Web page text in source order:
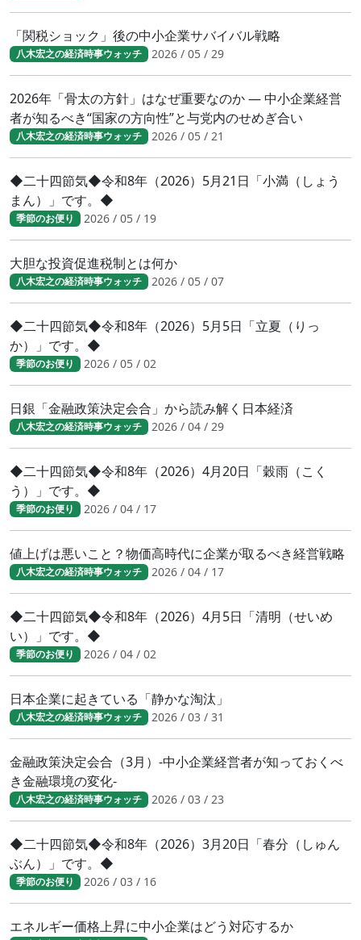
「関税ショック」後の中小企業サバイバル戦略
八木宏之の経済時事ウォッチ 2026 / 05 / 29
2026年「骨太の方針」はなぜ重要なのか ― 中小企業経営
者が知るべき“国家の方向性”と与党内のせめぎ合い
八木宏之の経済時事ウォッチ 2026 / 05 / 21
◆二十四節気◆令和8年（2026）5月21日「小満（しょう
まん）」です。◆
季節のお便り 2026 / 05 / 19
大胆な投資促進税制とは何か
八木宏之の経済時事ウォッチ 2026 / 05 / 07
◆二十四節気◆令和8年（2026）5月5日「立夏（りっ
か）」です。◆
季節のお便り 2026 / 05 / 02
日銀「金融政策決定会合」から読み解く日本経済
八木宏之の経済時事ウォッチ 2026 / 04 / 29
◆二十四節気◆令和8年（2026）4月20日「穀雨（こく
う）」です。◆
季節のお便り 2026 / 04 / 17
値上げは悪いこと？物価高時代に企業が取るべき経営戦略
八木宏之の経済時事ウォッチ 2026 / 04 / 17
◆二十四節気◆令和8年（2026）4月5日「清明（せいめ
い）」です。◆
季節のお便り 2026 / 04 / 02
日本企業に起きている「静かな淘汰」
八木宏之の経済時事ウォッチ 2026 / 03 / 31
金融政策決定会合（3月）-中小企業経営者が知っておくべ
き金融環境の変化-
八木宏之の経済時事ウォッチ 2026 / 03 / 23
◆二十四節気◆令和8年（2026）3月20日「春分（しゅん
ぶん）」です。◆
季節のお便り 2026 / 03 / 16
エネルギー価格上昇に中小企業はどう対応するか